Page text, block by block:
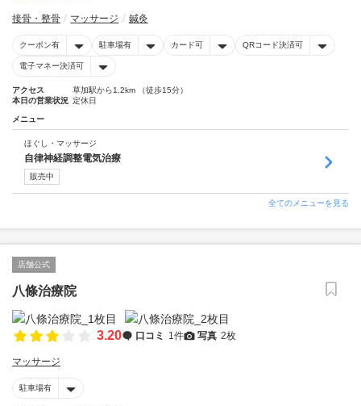
接骨・整骨 マッサージ 鍼灸
クーポン有 駐車場有 カード可 QRコード決済可
電子マネー決済可
アクセス
草加駅から1.2km （徒歩15分）
本日の営業状況 定休日
メニュー
ほぐし・マッサージ
自律神経調整電気治療
販売中
全てのメニューを見る
店舗公式
八條治療院
3.20 口コミ 1件 写真 2枚
マッサージ
駐車場有